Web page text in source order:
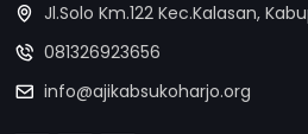
Jl.Solo Km.122 Kec.Kalasan,
081326923656
info@ajikabsukoharjo.org